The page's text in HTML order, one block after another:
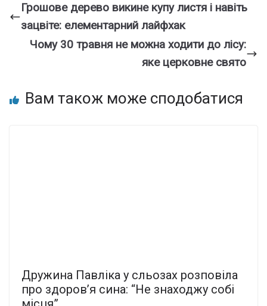
Грошове дерево викине купу листя і навіть
зацвіте: елементарний лайфхак
Чому 30 травня не можна ходити до лісу:
яке церковне свято
Вам також може сподобатися
Дружина Павліка у сльозах розповіла
про здоров’я сина: “Не знаходжу собі